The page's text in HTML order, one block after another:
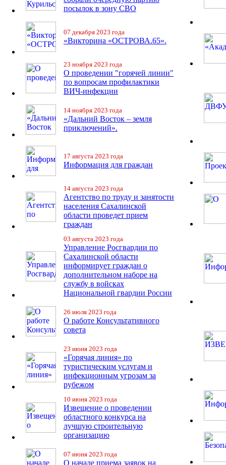
посылок в зону СВО
07 декабря 2023 года
«Викторина «ОСТРОВА.65».
23 ноября 2023 года
О проведении "горячей линии"
по вопросам профилактики
ВИЧ-инфекции
14 ноября 2023 года
«Дальний Восток – земля
приключений».
17 августа 2023 года
Информация для граждан
14 августа 2023 года
Агентство по труду и занятости
населения Сахалинской
области проведет прием
граждан
03 августа 2023 года
Управление Росгвардии по
Сахалинской области
информирует граждан о
дополнительном наборе на
службу в войсках
Национальной гвардии России
26 июля 2023 года
О работе Консультативного
совета
23 июня 2023 года
«Горячая линия» по
туристическим услугам и
инфекционным угрозам за
рубежом
10 июня 2023 года
Извещение о проведении
областного конкурса на
лучшую строительную
организацию
07 июня 2023 года
О начале приема заявок на